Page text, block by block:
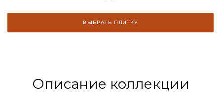
ВЫБРАТЬ ПЛИТКУ
Описание коллекции